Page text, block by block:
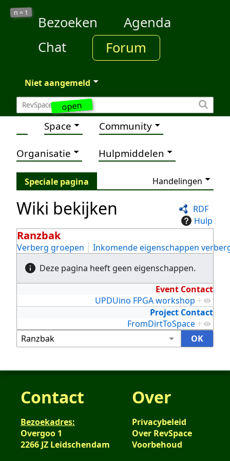
open
n = 1
Bezoeken
Agenda
Chat
Forum
Niet aangemeld
Space Community
Organisatie Hulpmiddelen
Speciale pagina Handelingen
RDF
Hulp
Wiki bekijken
Ranzbak
Verberg groepen
Inkomende eigenschappen
Deze pagina heeft geen eigenschappen.
Event Contact
UPDUino FPGA workshop +
Project Contact
FromDirtToSpace +
Contact
Bezoekadres:
Overgoo 1
2266 JZ Leidschendam
Over
Privacybeleid
Over RevSpace
Voorbehoud